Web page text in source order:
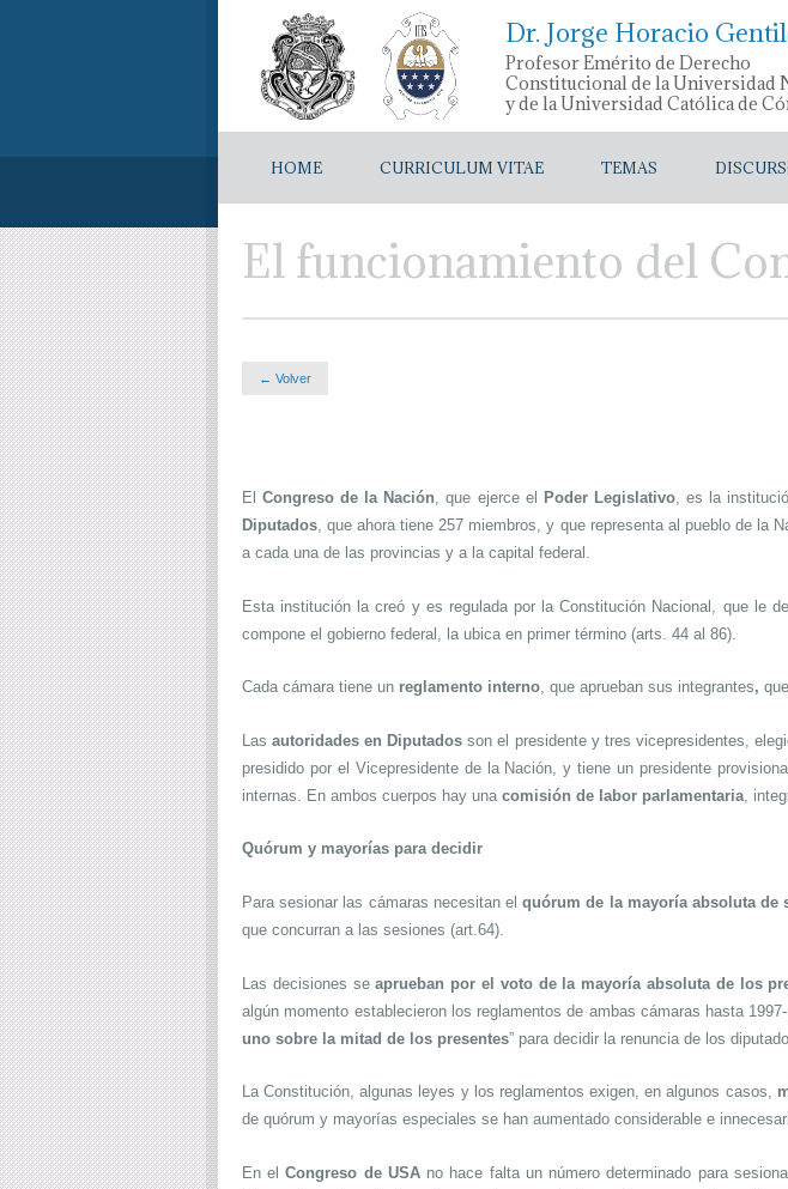
Dr. Jorge Horacio
Profesor Emérito de Derecho
Constitucional de la Universidad
y de la Universidad Católica de
HOME CURRICULUM VITAE TEMAS
El funcionamiento del
← Volver
ElCongreso de la Nación, que ejerce el Poder Legislativo, es la
Diputados, que ahora tiene 257 miembros, y que representa al pueblo de la
a cada una de las provincias y a la capital federal.
Esta institución la creó y es regulada por la Constitución Nacional, que le
compone el gobierno federal, la ubica en primer término (arts. 44 al 86).
Cada cámara tiene un reglamento interno, que aprueban sus integrantes,
Lasautoridades en Diputados son el presidente y tres vicepresidentes,
presidido por el Vicepresidente de la Nación, y tiene un presidente
internas.
En ambos cuerpos hay una comisión de labor parlamentaria ,
Quórum y mayorías para decidir
Para sesionar las cámaras necesitan elquórum de la mayoría absoluta de
que concurran a las sesiones (art.64).
Las decisiones seaprueban por el voto de la mayoría absoluta de los
algún momento establecieron los reglamentos de ambas cámaras hasta
uno sobre la mitad de los presentes” para decidir la renuncia de los
La Constitución, algunas leyes y los reglamentos exigen, en algunos casos,
de quórum y mayorías especiales se han aumentado considerable e
En elCongreso de USAno hace falta un número determinado para